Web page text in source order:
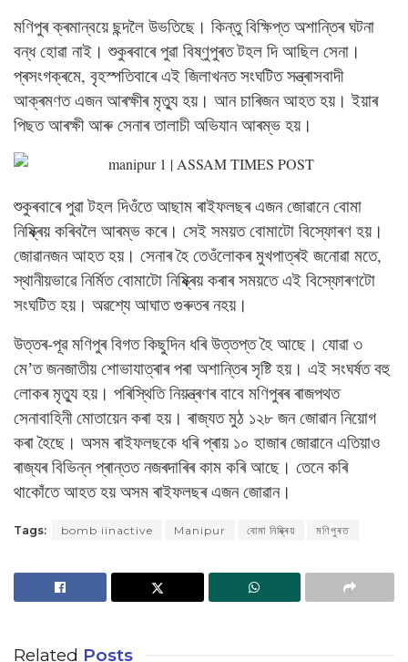
মণিপুৰ ক্ৰমান্বয়ে ছন্দলৈ উভতিছে। কিন্তু বিক্ষিপ্ত অশান্তিৰ ঘটনা
বন্ধ হোৱা নাই। শুকুৰবাৰে পুৱা বিষ্ণুপুৰত টহল দি আছিল সেনা।
প্ৰসংগক্ৰমে, বৃহস্পতিবাৰে এই জিলাখনত সংঘটিত সন্ত্ৰাসবাদী
আক্ৰমণত এজন আৰক্ষীৰ মৃত্যু হয়। আন চাৰিজন আহত হয়। ইয়াৰ
পিছত আৰক্ষী আৰু সেনাৰ তালাচী অভিযান আৰম্ভ হয়।
শুকুৰবাৰে পুৱা টহল দিওঁতে আছাম ৰাইফলছৰ এজন জোৱানে বোমা
নিষ্ক্ৰিয় কৰিবলৈ আৰম্ভ কৰে। সেই সময়ত বোমাটো বিস্ফোৰণ হয়।
জোৱানজন আহত হয়। সেনাৰ হৈ তেওঁলোকৰ মুখপাত্ৰই জনোৱা মতে,
স্থানীয়ভাৱে নিৰ্মিত বোমাটো নিষ্ক্ৰিয় কৰাৰ সময়তে এই বিস্ফোৰণটো
সংঘটিত হয়। অৱশ্যে আঘাত গুৰুতৰ নহয়।
উত্তৰ-পূৱ মণিপুৰ বিগত কিছুদিন ধৰি উত্তপ্ত হৈ আছে। যোৱা ৩
মেʼত জনজাতীয় শোভাযাত্ৰাৰ পৰা অশান্তিৰ সৃষ্টি হয়। এই সংঘৰ্ষত বহু
লোকৰ মৃত্যু হয়। পৰিস্থিতি নিয়ন্ত্ৰণৰ বাবে মণিপুৰৰ ৰাজপথত
সেনাবাহিনী মোতায়েন কৰা হয়। ৰাজ্যত মুঠ ১২৮ জন জোৱান নিয়োগ
কৰা হৈছে। অসম ৰাইফলছকে ধৰি প্ৰায় ১০ হাজাৰ জোৱানে এতিয়াও
ৰাজ্যৰ বিভিন্ন প্ৰান্তত নজৰদাৰিৰ কাম কৰি আছে। তেনে কৰি
থাকোঁতে আহত হয় অসম ৰাইফলছৰ এজন জোৱান।
Tags: bomb iinactive Manipur বোমা নিষ্ক্ৰিয় মণিপুৰত
Related Posts